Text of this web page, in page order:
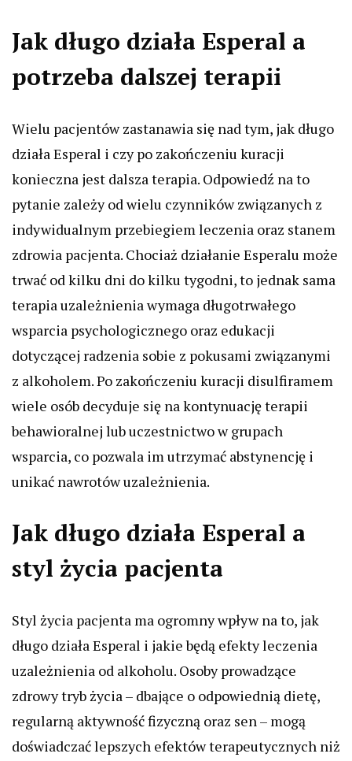
Jak długo działa Esperal a
potrzeba dalszej terapii
Wielu pacjentów zastanawia się nad tym, jak długo
działa Esperal i czy po zakończeniu kuracji
konieczna jest dalsza terapia. Odpowiedź na to
pytanie zależy od wielu czynników związanych z
indywidualnym przebiegiem leczenia oraz stanem
zdrowia pacjenta. Chociaż działanie Esperalu może
trwać od kilku dni do kilku tygodni, to jednak sama
terapia uzależnienia wymaga długotrwałego
wsparcia psychologicznego oraz edukacji
dotyczącej radzenia sobie z pokusami związanymi
z alkoholem. Po zakończeniu kuracji disulfiramem
wiele osób decyduje się na kontynuację terapii
behawioralnej lub uczestnictwo w grupach
wsparcia, co pozwala im utrzymać abstynencję i
unikać nawrotów uzależnienia.
Jak długo działa Esperal a
styl życia pacjenta
Styl życia pacjenta ma ogromny wpływ na to, jak
długo działa Esperal i jakie będą efekty leczenia
uzależnienia od alkoholu. Osoby prowadzące
zdrowy tryb życia – dbające o odpowiednią dietę,
regularną aktywność fizyczną oraz sen – mogą
doświadczać lepszych efektów terapeutycznych niż